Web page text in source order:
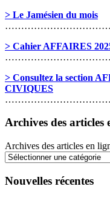
> Le Jamésien du mois
> Cahier AFFAIRES
> Consultez la section
CIVIQUES
Archives des articles
Archives des articles en
Nouvelles récentes